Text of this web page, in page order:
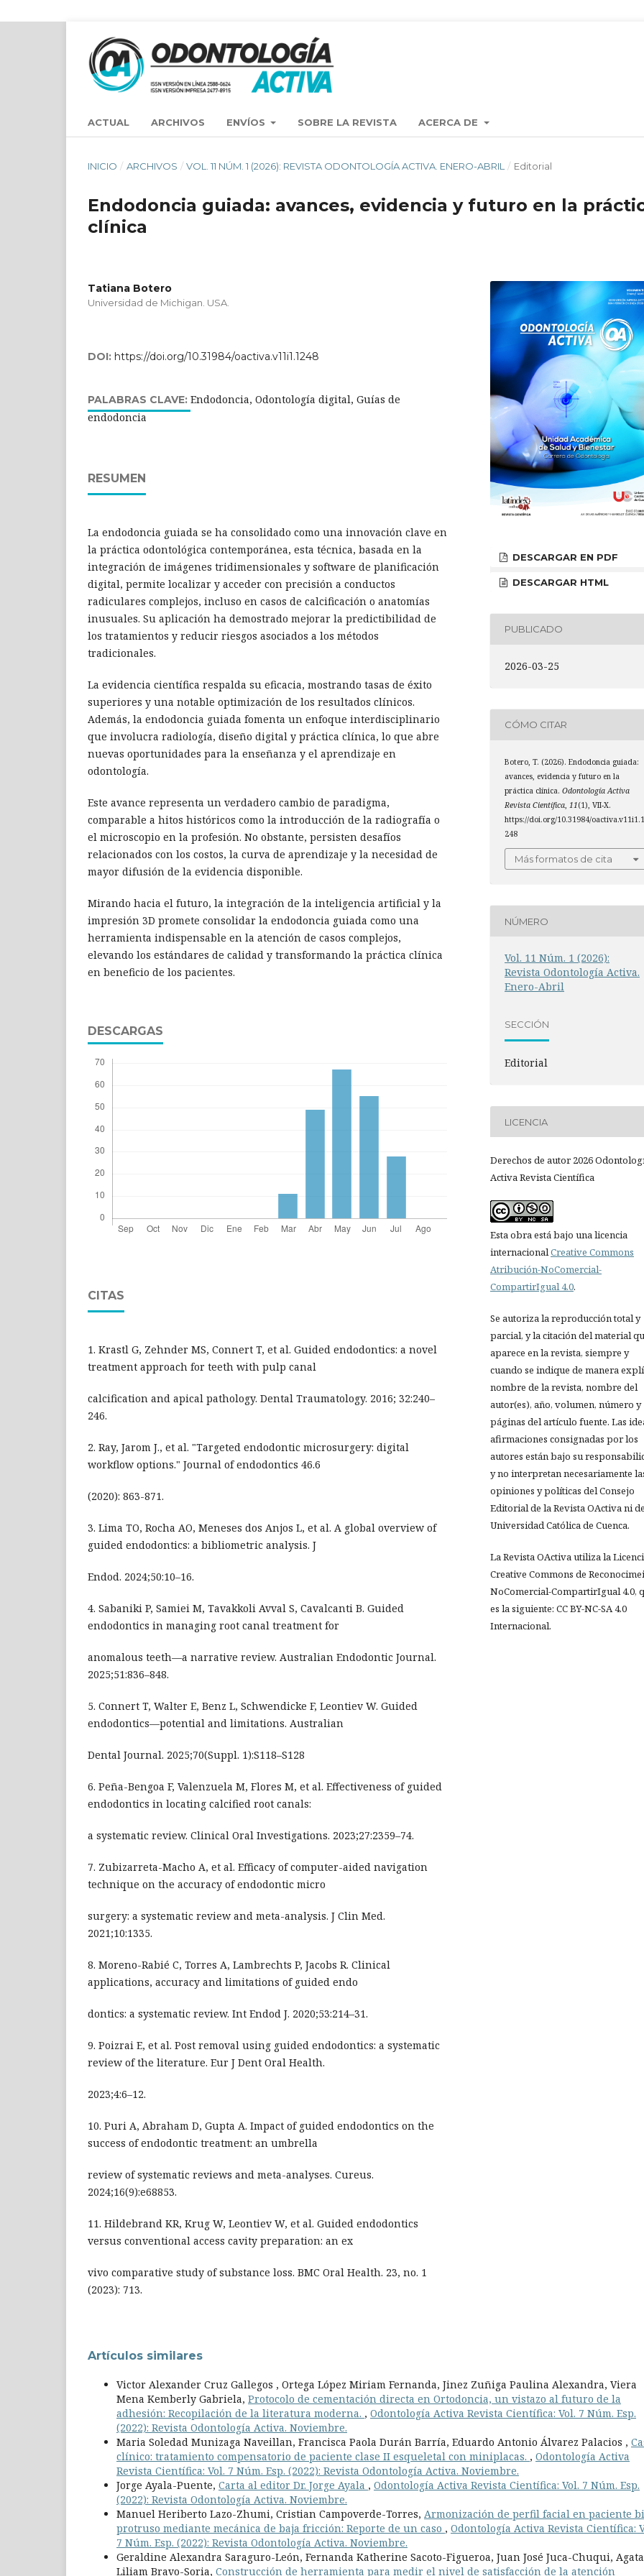
ACTUAL ARCHIVOS ENVÍOS SOBRE LA REVISTA ACERCA DE
INICIO / ARCHIVOS / VOL. 11 NÚM. 1 (2026): REVISTA ODONTOLOGÍA ACTIVA. ENERO-ABRIL / Editorial
Endodoncia guiada: avances, evidencia y futuro en la
clínica
Tatiana Botero
Universidad de Michigan. USA.
DOI: https://doi.org/10.31984/oactiva.v11i1.1248
PALABRAS CLAVE: Endodoncia, Odontología digital, Guías de
endodoncia
RESUMEN
La endodoncia guiada se ha consolidado como una innovación clave en
la práctica odontológica contemporánea, esta técnica, basada en la
integración de imágenes tridimensionales y software de planificación
digital, permite localizar y acceder con precisión a conductos
radiculares complejos, incluso en casos de calcificación o anatomías
inusuales. Su aplicación ha demostrado mejorar la predictibilidad de
los tratamientos y reducir riesgos asociados a los métodos
tradicionales.
La evidencia científica respalda su eficacia, mostrando tasas de éxito
superiores y una notable optimización de los resultados clínicos.
Además, la endodoncia guiada fomenta un enfoque interdisciplinario
que involucra radiología, diseño digital y práctica clínica, lo que abre
nuevas oportunidades para la enseñanza y el aprendizaje en
odontología.
Este avance representa un verdadero cambio de paradigma,
comparable a hitos históricos como la introducción de la radiografía o
el microscopio en la profesión. No obstante, persisten desafíos
relacionados con los costos, la curva de aprendizaje y la necesidad de
mayor difusión de la evidencia disponible.
Mirando hacia el futuro, la integración de la inteligencia artificial y la
impresión 3D promete consolidar la endodoncia guiada como una
herramienta indispensable en la atención de casos complejos,
elevando los estándares de calidad y transformando la práctica clínica
en beneficio de los pacientes.
DESCARGAS
CITAS
1. Krastl G, Zehnder MS, Connert T, et al. Guided endodontics: a novel
treatment approach for teeth with pulp canal
calcification and apical pathology. Dental Traumatology. 2016; 32:240–
246.
2. Ray, Jarom J., et al. "Targeted endodontic microsurgery: digital
workflow options." Journal of endodontics 46.6
(2020): 863-871.
3. Lima TO, Rocha AO, Meneses dos Anjos L, et al. A global overview of
guided endodontics: a bibliometric analysis. J
Endod. 2024;50:10–16.
4. Sabaniki P, Samiei M, Tavakkoli Avval S, Cavalcanti B. Guided
endodontics in managing root canal treatment for
anomalous teeth—a narrative review. Australian Endodontic Journal.
2025;51:836–848.
5. Connert T, Walter E, Benz L, Schwendicke F, Leontiev W. Guided
endodontics—potential and limitations. Australian
Dental Journal. 2025;70(Suppl. 1):S118–S128
6. Peña-Bengoa F, Valenzuela M, Flores M, et al. Effectiveness of guided
endodontics in locating calcified root canals:
a systematic review. Clinical Oral Investigations. 2023;27:2359–74.
7. Zubizarreta-Macho A, et al. Efficacy of computer-aided navigation
technique on the accuracy of endodontic micro
surgery: a systematic review and meta-analysis. J Clin Med.
2021;10:1335.
8. Moreno-Rabié C, Torres A, Lambrechts P, Jacobs R. Clinical
applications, accuracy and limitations of guided endo
dontics: a systematic review. Int Endod J. 2020;53:214–31.
9. Poizrai E, et al. Post removal using guided endodontics: a systematic
review of the literature. Eur J Dent Oral Health.
2023;4:6–12.
10. Puri A, Abraham D, Gupta A. Impact of guided endodontics on the
success of endodontic treatment: an umbrella
review of systematic reviews and meta-analyses. Cureus.
2024;16(9):e68853.
11. Hildebrand KR, Krug W, Leontiev W, et al. Guided endodontics
versus conventional access cavity preparation: an ex
vivo comparative study of substance loss. BMC Oral Health. 23, no. 1
(2023): 713.
DESCARGAR EN PDF
DESCARGAR HTML
PUBLICADO
2026-03-25
CÓMO CITAR
Botero, T. (2026). Endodoncia guiada:
avances, evidencia y futuro en la
práctica clínica.Odontología Activa
Revista Científica 11(1), VII-X.
https://doi.org/10.31984/
248
Más formatos de cita
NÚMERO
Vol. 11 Núm. 1 (2026):
Revista Odontología Activa.
Enero-Abril
SECCIÓN
Editorial
LICENCIA
Derechos de autor 2026
Activa Revista Científica
Esta obra está bajo una licencia
internacionalCreative Commons
Atribución-NoComercial-
CompartirIgual 4.0.
Se autoriza la reproducción total y
parcial, y la citación del material
aparece en la revista, siempre y
cuando se indique de manera
nombre de la revista, nombre del
autor(es), año, volumen, número y
páginas del artículo fuente. Las
afirmaciones consignadas por los
autores están bajo su
y no interpretan necesariamente
opiniones y políticas del Consejo
Editorial de la Revista OActiva ni
Universidad Católica de Cuenca.
La Revista OActiva utiliza la
Creative Commons de
NoComercial-CompartirIgual 4.0,
es la siguiente: CC BY-NC-SA 4.0
Internacional.
Artículos similares
Victor Alexander Cruz Gallegos , Ortega López Miriam Fernanda, Jinez Zuñiga Paulina Alexandra, Viera
Mena Kemberly Gabriela, Protocolo de cementación directa en Ortodoncia, un vistazo al futuro de la
adhesión: Recopilación de la literatura moderna. , Odontología Activa Revista Científica: Vol. 7 Núm. Esp.
(2022): Revista Odontología Activa. Noviembre.
Maria Soledad Munizaga Naveillan, Francisca Paola Durán Barría, Eduardo Antonio Álvarez Palacios ,
clínico: tratamiento compensatorio de paciente clase II esqueletal con miniplacas. , Odontología Activa
Revista Científica: Vol. 7 Núm. Esp. (2022): Revista Odontología Activa. Noviembre.
Jorge Ayala-Puente, Carta al editor Dr. Jorge Ayala , Odontología Activa Revista Científica: Vol. 7 Núm. Esp.
(2022): Revista Odontología Activa. Noviembre.
Manuel Heriberto Lazo-Zhumi, Cristian Campoverde-Torres, Armonización de perfil facial en paciente
protruso mediante mecánica de baja fricción: Reporte de un caso , Odontología Activa Revista Científica:
7 Núm. Esp. (2022): Revista Odontología Activa. Noviembre.
Geraldine Alexandra Saraguro-León, Fernanda Katherine Sacoto-Figueroa, Juan José Juca-Chuqui, Agata
Liliam Bravo-Soria, Construcción de herramienta para medir el nivel de satisfacción de la atención